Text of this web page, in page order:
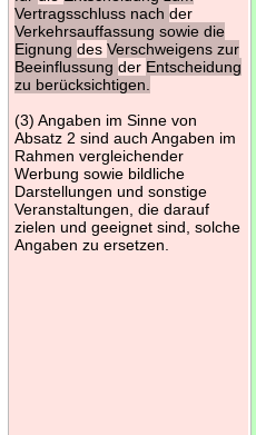
Vertragsschluss nach der
Verkehrsauffassung sowie die
Eignung des Verschweigens zur
Beeinflussung der Entscheidung
zu berücksichtigen.
(3) Angaben im Sinne von
Absatz 2 sind auch Angaben im
Rahmen vergleichender
Werbung sowie bildliche
Darstellungen und sonstige
Veranstaltungen, die darauf
zielen und geeignet sind, solche
Angaben zu ersetzen.